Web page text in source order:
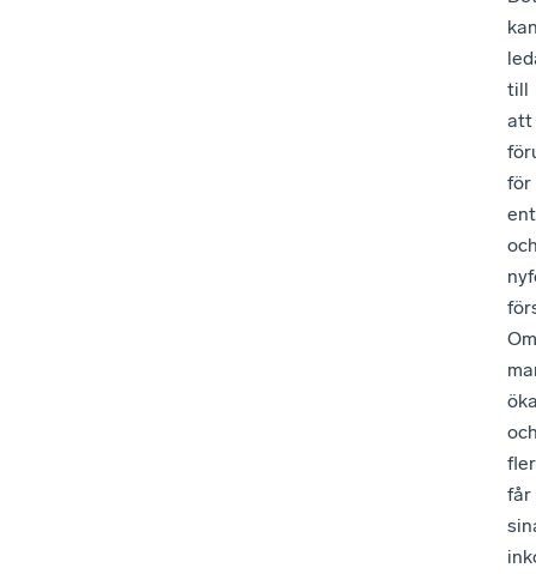
till
att
för
Om
fler
får